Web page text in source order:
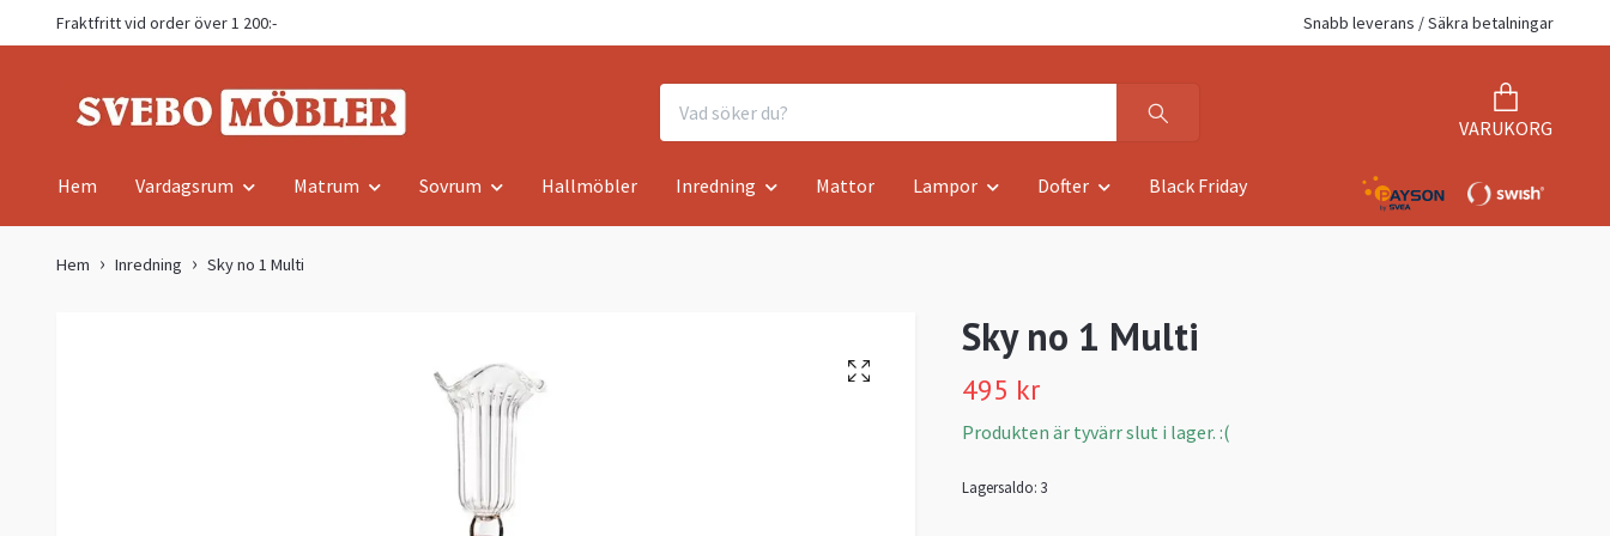
Fraktfritt vid order över 1 200:- Snabb leverans / Säkra betalningar
VARUKORG
Hem Vardagsrum Matrum Sovrum Hallmöbler Inredning Mattor Lampor Dofter Black Friday
Hem Inredning Sky no 1 Multi
Sky no 1 Multi
495 kr
Produkten är tyvärr slut i lager. :(
Lagersaldo: 3